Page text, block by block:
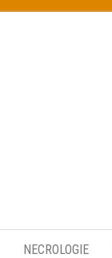
NECROLOGIE